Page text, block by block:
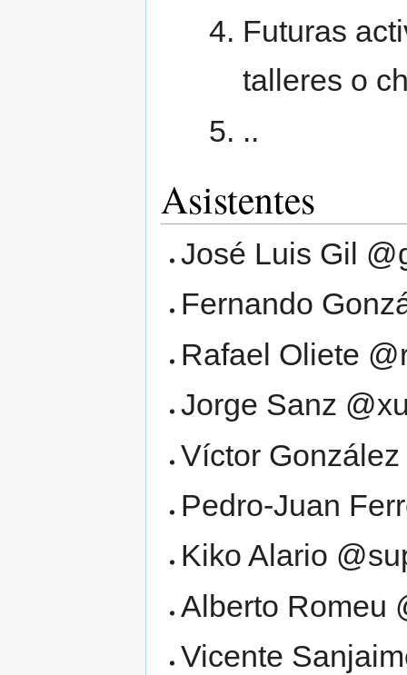
Futuras
talleres o
..
Asistentes
José Luis Gil
Fernando
Rafael Oliete
Jorge Sanz
Víctor
Pedro-Juan
Kiko Alario
Alberto Romeu
Vicente